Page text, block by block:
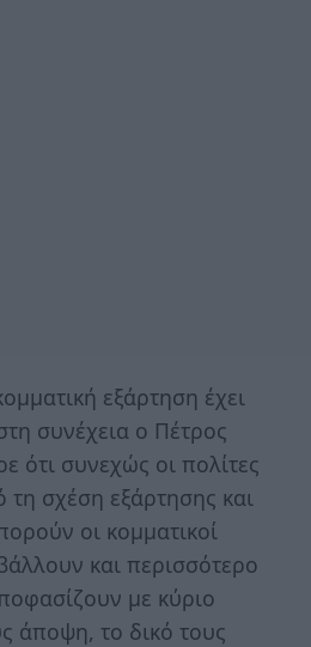
εξάρτηση έχει
συνέχεια ο Πέτρος
ότι συνεχώς οι πολίτες
σχέση εξάρτησης και
οι κομματικοί
και περισσότερο
με κύριο
άποψη, το δικό τους